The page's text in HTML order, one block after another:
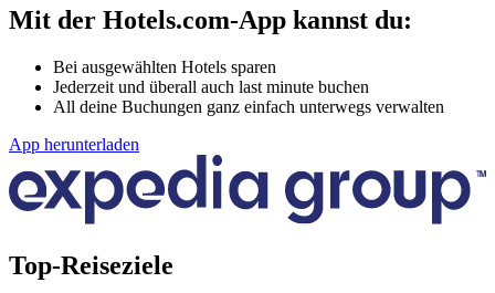
Mit der Hotels.com-App kannst du:
Bei ausgewählten Hotels sparen
Jederzeit und überall auch last minute buchen
All deine Buchungen ganz einfach unterwegs verwalten
App herunterladen
Top-Reiseziele